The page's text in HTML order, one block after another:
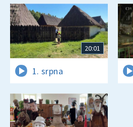
20:01
1. srpna